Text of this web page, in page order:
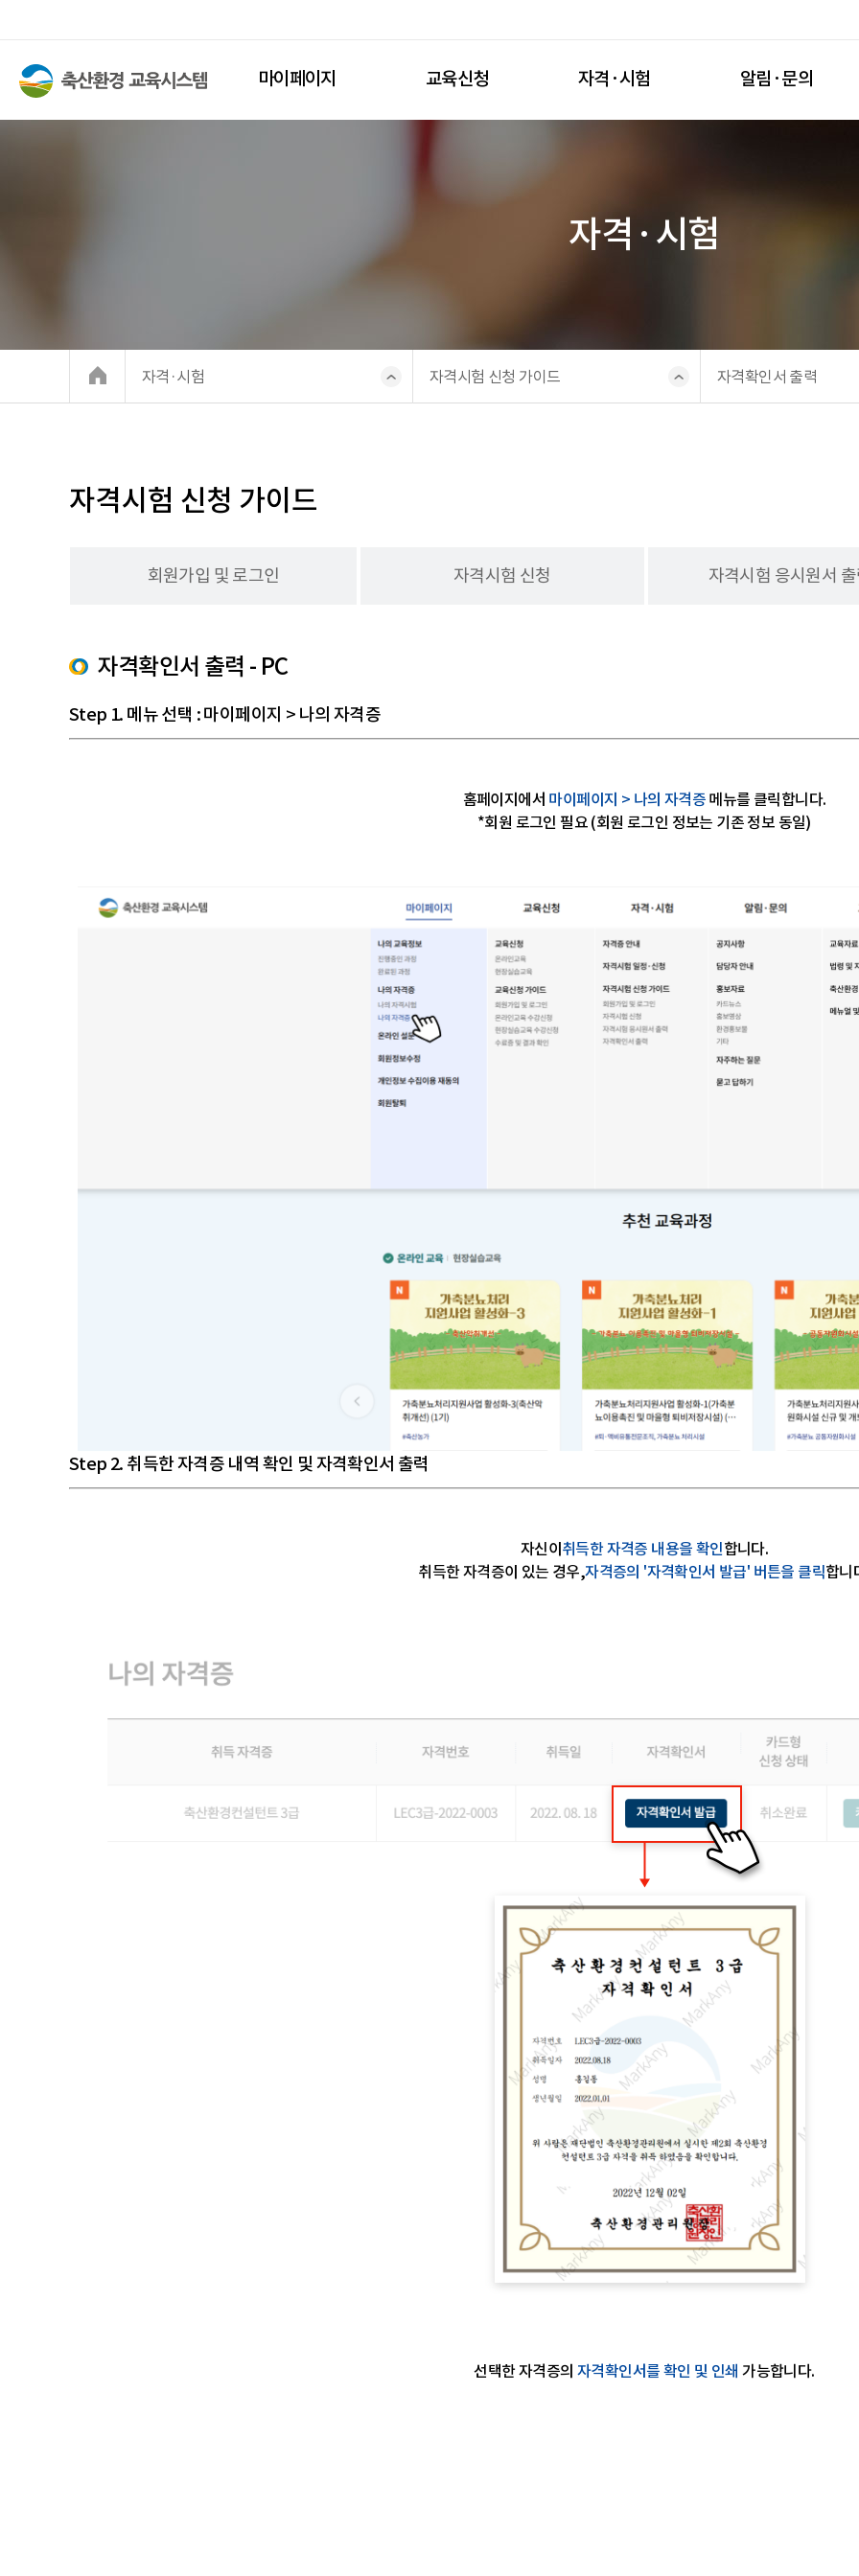
마이페이지 교육신청 자격·시험 알림·문의
자격·시험
자격·시험 자격시험 신청 가이드 자격확인서 출력
자격시험 신청 가이드
회원가입 및 로그인 자격시험 신청 자격시험 응시원서
자격확인서 출력 - PC
Step 1. 메뉴 선택 : 마이페이지 > 나의 자격증
홈페이지에서 마이페이지 > 나의 자격증 메뉴를 클릭합니다.
*회원 로그인 필요 (회원 로그인 정보는 기존 정보 동일)
Step 2. 취득한 자격증 내역 확인 및 자격확인서 출력
자신이 취득한 자격증 내용을 확인합니다.
취득한 자격증이 있는 경우,자격증의 '자격확인서 발급' 버튼을 클릭합니
선택한 자격증의자격확인서를 확인 및 인쇄 가능합니다.